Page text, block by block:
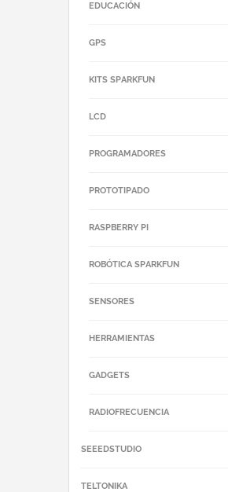
EDUCACIÓN
GPS
KITS SPARKFUN
LCD
PROGRAMADORES
PROTOTIPADO
RASPBERRY PI
ROBÓTICA SPARKFUN
SENSORES
HERRAMIENTAS
GADGETS
RADIOFRECUENCIA
SEEEDSTUDIO
TELTONIKA